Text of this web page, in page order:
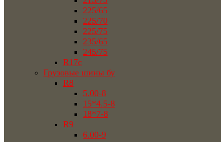
225/65
225/70
225/75
235/65
245/75
R17c
Грузовые шины бу
R8
5.00-8
15*4.5-8
18*7-8
R9
6.00-9